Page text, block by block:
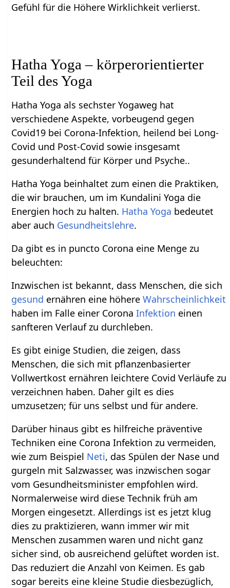
Gefühl für die Höhere Wirklichkeit verlierst.
Hatha Yoga – körperorientierter
Teil des Yoga
Hatha Yoga als sechster Yogaweg hat
verschiedene Aspekte, vorbeugend gegen
Covid19 bei Corona-Infektion, heilend bei Long-
Covid und Post-Covid sowie insgesamt
gesunderhaltend für Körper und Psyche..
Hatha Yoga beinhaltet zum einen die Praktiken,
die wir brauchen, um im Kundalini Yoga die
Energien hoch zu halten. Hatha Yoga bedeutet
aber auch Gesundheitslehre.
Da gibt es in puncto Corona eine Menge zu
beleuchten:
Inzwischen ist bekannt, dass Menschen, die sich
gesund ernähren eine höhereWahrscheinlichkeit
haben im Falle einer CoronaInfektion einen
sanfteren Verlauf zu durchleben.
Es gibt einige Studien, die zeigen, dass
Menschen, die sich mit pflanzenbasierter
Vollwertkost ernähren leichtere Covid Verläufe zu
verzeichnen haben. Daher gilt es dies
umzusetzen; für uns selbst und für andere.
Darüber hinaus gibt es hilfreiche präventive
Techniken eine Corona Infektion zu vermeiden,
wie zum Beispiel Neti, das Spülen der Nase und
gurgeln mit Salzwasser, was inzwischen sogar
vom Gesundheitsminister empfohlen wird.
Normalerweise wird diese Technik früh am
Morgen eingesetzt. Allerdings ist es jetzt klug
dies zu praktizieren, wann immer wir mit
Menschen zusammen waren und nicht ganz
sicher sind, ob ausreichend gelüftet worden ist.
Das reduziert die Anzahl von Keimen. Es gab
sogar bereits eine kleine Studie diesbezüglich,